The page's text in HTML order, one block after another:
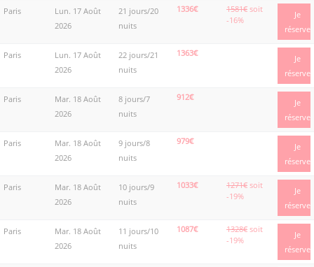
Paris
Lun. 17 Août
2026
21 jours/20
nuits
1336€ 1581€ soit
-16%
Je
réserve
Paris
Lun. 17 Août
2026
22 jours/21
nuits
1363€
Je
réserve
Paris
Mar. 18 Août
2026
8 jours/7
nuits
912€
Je
réserve
Paris
Mar. 18 Août
2026
9 jours/8
nuits
979€
Je
réserve
Paris
Mar. 18 Août
2026
10 jours/9
nuits
1033€ 1271€ soit
-19%
Je
réserve
Paris
Mar. 18 Août
2026
11 jours/10
nuits
1087€ 1328€ soit
-19%
Je
réserve